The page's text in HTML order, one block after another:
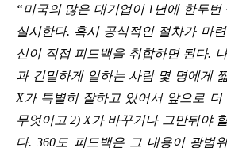
“미국의 많은 대기업이 1년에 한두번
실시한다. 혹시 공식적인 절차가 마
신이 직접 피드백을 취합하면 된다.
과 긴밀하게 일하는 사람 몇 명에게
X가 특별히 잘하고 있어서 앞으로
무엇이고 2) X가 바꾸거나 그만둬야
다. 360도 피드백은 그 내용이 광범